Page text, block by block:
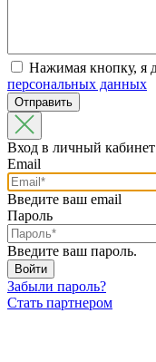
Нажимая кнопку, я
персональных данных
Вход в личный кабинет
Email
Введите ваш email
Пароль
Введите ваш пароль.
Забыли пароль?
Стать партнером